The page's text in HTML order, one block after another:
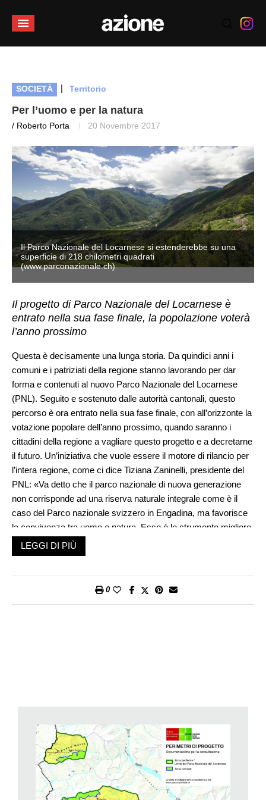
SOCIETÀ | Territorio
Per l’uomo e per la natura
/ Roberto Porta 20 Novembre 2017
Il Parco Nazionale del Locarnese si estenderebbe su una
superficie di 218 chilometri quadrati
(www.parconazionale.ch)
Il progetto di Parco Nazionale del Locarnese è
entrato nella sua fase finale, la popolazione voterà
l’anno prossimo
Questa è decisamente una lunga storia. Da quindici anni i
comuni e i patriziati della regione stanno lavorando per dar
forma e contenuti al nuovo Parco Nazionale del Locarnese
(PNL). Seguito e sostenuto dalle autorità cantonali, questo
percorso è ora entrato nella sua fase finale, con all’orizzonte la
votazione popolare dell’anno prossimo, quando saranno i
cittadini della regione a vagliare questo progetto e a decretarne
il futuro. Un’iniziativa che vuole essere il motore di rilancio per
l’intera regione, come ci dice Tiziana Zaninelli, presidente del
PNL: «Va detto che il parco nazionale di nuova generazione
non corrisponde ad una riserva naturale integrale come è il
caso del Parco nazionale svizzero in Engadina, ma favorisce
la convivenza tra uomo e natura. Esso è lo strumento migliore
di sviluppo territoriale in grado di sostenere le realtà locali di
quelle zone periferiche definite “a basso potenziale” e delle
Centovalli e la Valle Onsernone, che nel secolo scorso hanno
rispondere alle esigenze della nostra regione dando valore al
loro patrimonio più grande, un territorio sempre più in
evoluzione naturale e dall’altissima qualità paesaggistica».
Nuove risorse che in termini concreti significano un budget di
circa 5,2 milioni all’anno, garantito in gran parte dalla
LEGGI DI PIÙ
0